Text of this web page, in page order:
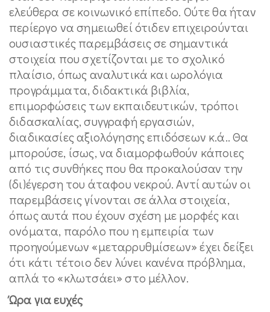
ελεύθερα σε κοινωνικό επίπεδο. Ούτε θα ήταν
περίεργο να σημειωθεί ότιδεν επιχειρούνται
ουσιαστικές παρεμβάσεις σε σημαντικά
στοιχεία που σχετίζονται με το σχολικό
πλαίσιο, όπως αναλυτικά και ωρολόγια
προγράμματα, διδακτικά βιβλία,
επιμορφώσεις των εκπαιδευτικών, τρόποι
διδασκαλίας, συγγραφή εργασιών,
διαδικασίες αξιολόγησης επιδόσεων κ.ά.. Θα
μπορούσε, ίσως, να διαμορφωθούν κάποιες
από τις συνθήκες που θα προκαλούσαν την
(δι)έγερση του άταφου νεκρού. Αντί αυτών οι
παρεμβάσεις γίνονται σε άλλα στοιχεία,
όπως αυτά που έχουν σχέση με μορφές και
ονόματα, παρόλο που η εμπειρία των
προηγούμενων «μεταρρυθμίσεων» έχει δείξει
ότι κάτι τέτοιο δεν λύνει κανένα πρόβλημα,
απλά το «κλωτσάει» στο μέλλον.
Ώρα για ευχές